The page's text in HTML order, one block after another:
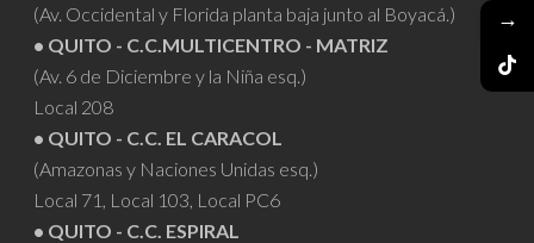
(Av. Occidental y Florida planta baja junto al Boyacá.)
• QUITO - C.C.MULTICENTRO - MATRIZ
(Av. 6 de Diciembre y la Niña esq.)
Local 208
• QUITO - C.C. EL CARACOL
(Amazonas y Naciones Unidas esq.)
Local 71, Local 103, Local PC6
• QUITO - C.C. ESPIRAL
→